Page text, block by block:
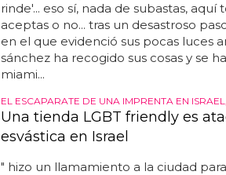
rinde'... eso sí, nada de subastas,
aceptas o no... tras un desastroso
en el que evidenció sus pocas luces
sánchez ha recogido sus cosas y se
miami...
EL ESCAPARATE DE UNA IMPRENTA EN
Una tienda LGBT friendly es
esvástica en Israel
" hizo un llamamiento a la ciudad